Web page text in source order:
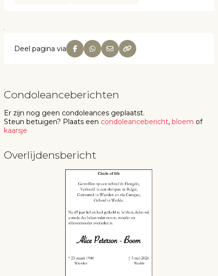
Deel pagina via
Condoleanceberichten
Er zijn nog geen condoleances geplaatst.
Steun betuigen? Plaats een condoleancebericht, bloem of
kaarsje
Overlijdensbericht